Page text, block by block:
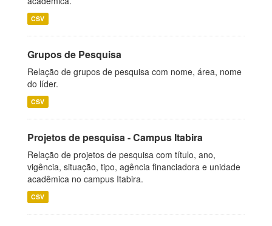
CSV
Grupos de Pesquisa
Relação de grupos de pesquisa com nome, área, nome
do líder.
CSV
Projetos de pesquisa - Campus Itabira
Relação de projetos de pesquisa com título, ano,
vigência, situação, tipo, agência financiadora e unidade
acadêmica no campus Itabira.
CSV